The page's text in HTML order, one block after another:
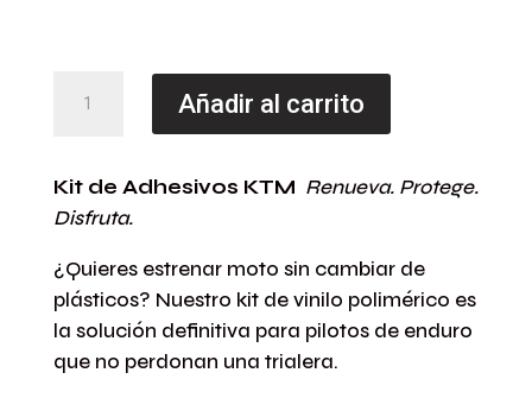
KTM
EXC
23
LEON
Negro
Añadir al carrito
Kit de Adhesivos KTM Renueva. Protege.
Disfruta.
¿Quieres estrenar moto sin cambiar de
plásticos? Nuestro kit de vinilo polimérico es
la solución definitiva para pilotos de enduro
que no perdonan una trialera.